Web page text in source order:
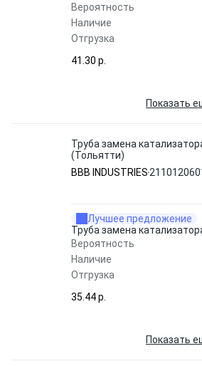
Вероятность
Наличие
Отгрузка
41.30 p.
Показать
Труба замена
(Тольятти)
BBB INDUSTRIES
Лучшее предложение
Труба замена
Вероятность
Наличие
Отгрузка
35.44 p.
Показать